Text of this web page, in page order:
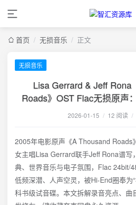
首页 / 无损音乐 / 正文
无损音乐
Lisa Gerrard & Jeff Rona
Roads》OST Flac无损原声
2026-01-15 / 12 阅读 /
2005年电影原声《A Thousand Roads
女主唱Lisa Gerrard联手Jeff Rona谱写
典、世界音乐与电子氛围，Flac 24bit/
低频深潜、人声空灵，被Hi-End圈奉为
科书级试音碟。本文拆解录音亮点、曲